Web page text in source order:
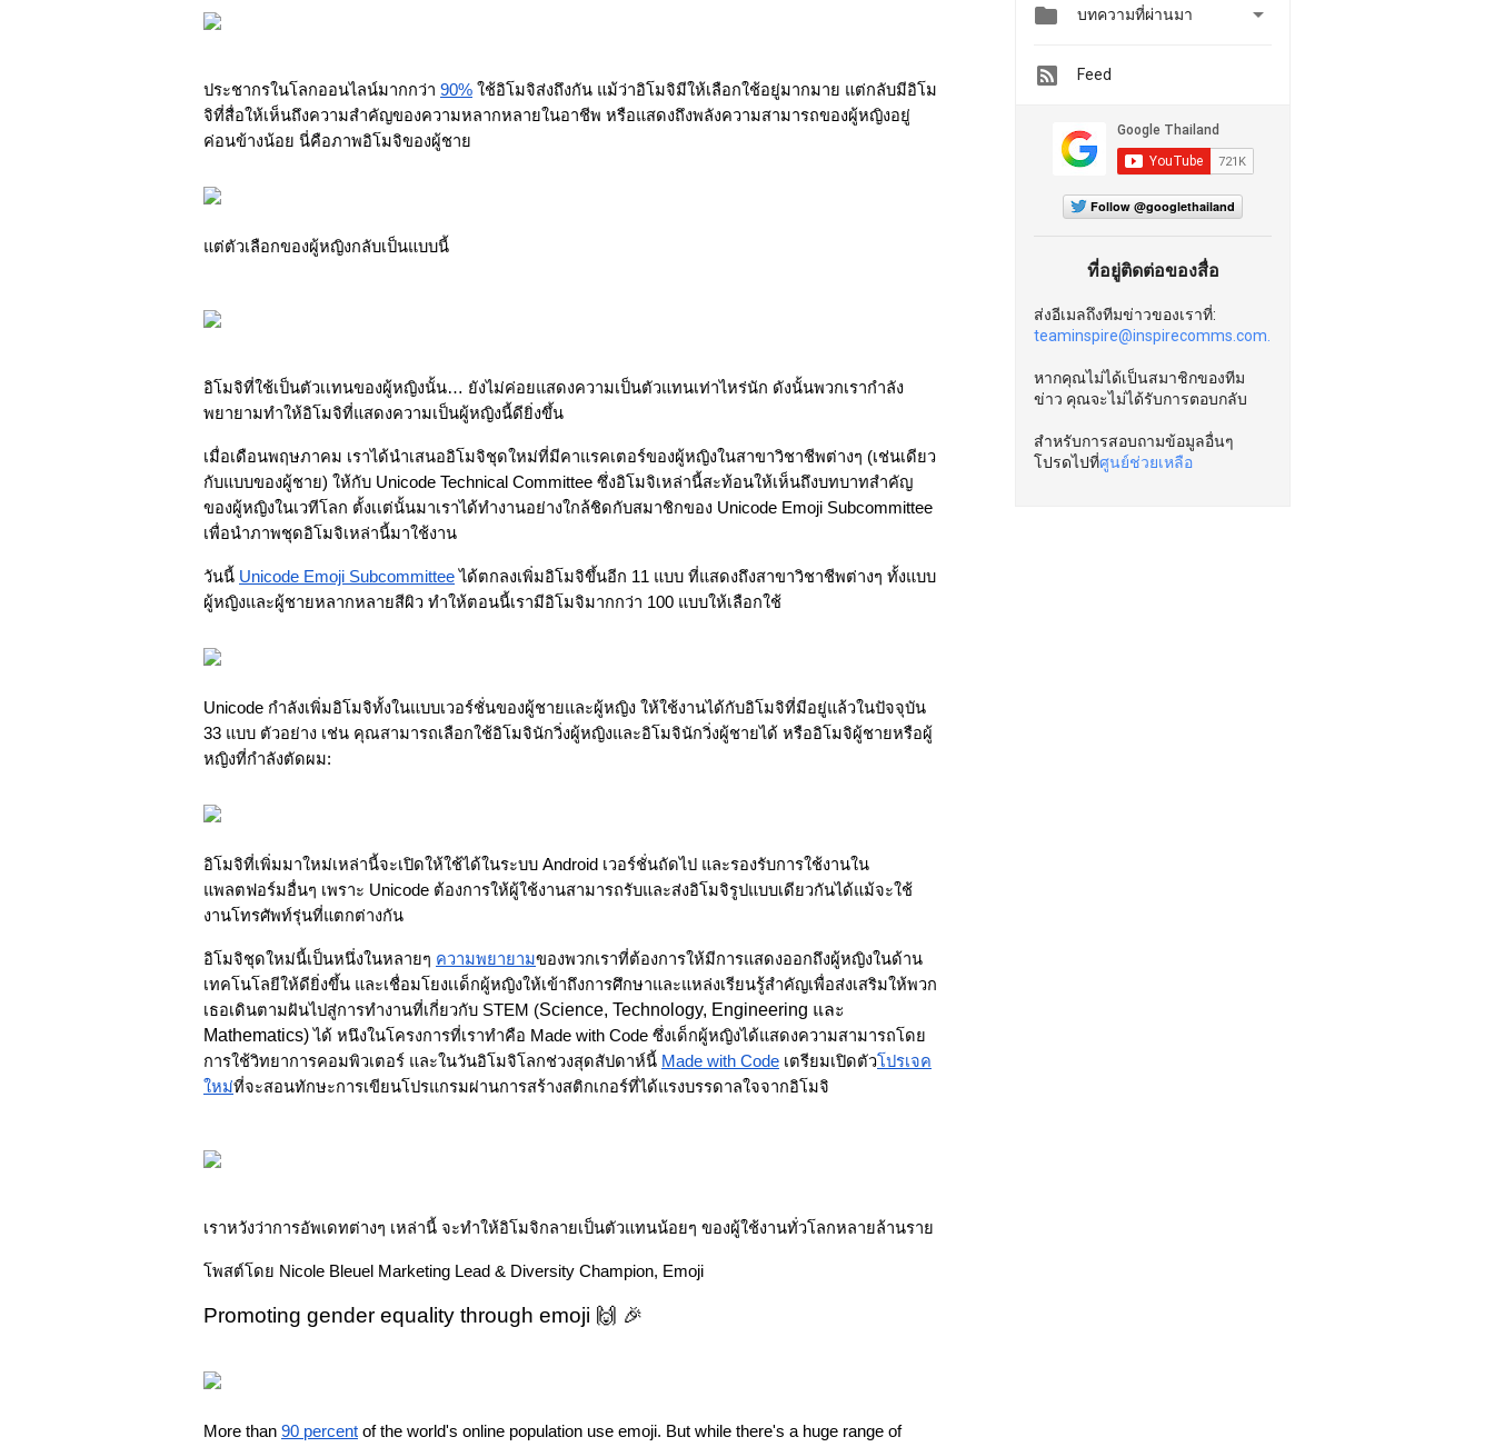
ประชากรในโลกออนไลน์มากกว่า 90% ใช้อิโมจิส่งถึงกัน แม้ว่าอิโมจิมีให้เลือกใช้อยู่มากมาย แต่กลับมีอิโม
จิที่สื่อให้เห็นถึงความสำคัญของความหลากหลายในอาชีพ หรือแสดงถึงพลังความสามารถของผู้หญิงอยู่
ค่อนข้างน้อย นี่คือภาพอิโมจิของผู้ชาย
แต่ตัวเลือกของผู้หญิงกลับเป็นแบบนี้
อิโมจิที่ใช้เป็นตัวเเทนของผู้หญิงนั้น… ยังไม่ค่อยแสดงความเป็นตัวแทนเท่าไหร่นัก ดังนั้นพวกเรากำลัง
พยายามทำให้อิโมจิที่แสดงความเป็นผู้หญิงนี้ดียิ่งขึ้น
เมื่อเดือนพฤษภาคม เราได้นำเสนออิโมจิชุดใหม่ที่มีคาแรคเตอร์ของผู้หญิงในสาขาวิชาชีพต่างๆ (เช่นเดียว
กับแบบของผู้ชาย) ให้กับ Unicode Technical Committee ซึ่งอิโมจิเหล่านี้สะท้อนให้เห็นถึงบทบาทสำคัญ
ของผู้หญิงในเวทีโลก ตั้งเเต่นั้นมาเราได้ทำงานอย่างใกล้ชิดกับสมาชิกของ Unicode Emoji Subcommittee
เพื่อนำภาพชุดอิโมจิเหล่านี้มาใช้งาน
วันนี้ Unicode Emoji Subcommittee ได้ตกลงเพิ่มอิโมจิขึ้นอีก 11 แบบ ที่แสดงถึงสาขาวิชาชีพต่างๆ ทั้งแบบ
ผู้หญิงและผู้ชายหลากหลายสีผิว ทำให้ตอนนี้เรามีอิโมจิมากกว่า 100 แบบให้เลือกใช้
Unicode กำลังเพิ่มอิโมจิทั้งในแบบเวอร์ชั่นของผู้ชายและผู้หญิง ให้ใช้งานได้กับอิโมจิที่มีอยู่แล้วในปัจจุบัน
33 แบบ ตัวอย่าง เช่น คุณสามารถเลือกใช้อิโมจินักวิ่งผู้หญิงและอิโมจินักวิ่งผู้ชายได้ หรืออิโมจิผู้ชายหรือผู้
หญิงที่กำลังตัดผม:
อิโมจิที่เพิ่มมาใหม่เหล่านี้จะเปิดให้ใช้ได้ในระบบ Android เวอร์ชั่นถัดไป และรองรับการใช้งานใน
แพลตฟอร์มอื่นๆ เพราะ Unicode ต้องการให้ผู้ใช้งานสามารถรับและส่งอิโมจิรูปแบบเดียวกันได้แม้จะใช้
งานโทรศัพท์รุ่นที่แตกต่างกัน
อิโมจิชุดใหม่นี้เป็นหนึ่งในหลายๆ ความพยายามของพวกเราที่ต้องการให้มีการแสดงออกถึงผู้หญิงในด้าน
เทคโนโลยีให้ดียิ่งขึ้น และเชื่อมโยงเเด็กผู้หญิงให้เข้าถึงการศึกษาและแหล่งเรียนรู้สำคัญเพื่อส่งเสริมให้พวก
เธอเดินตามฝันไปสู่การทำงานที่เกี่ยวกับ STEM (Science, Technology, Engineering และ
Mathematics) ได้ หนึงในโครงการที่เราทำคือ Made with Code ซึ่งเด็กผู้หญิงได้แสดงความสามารถโดย
การใช้วิทยาการคอมพิวเตอร์ และในวันอิโมจิโลกช่วงสุดสัปดาห์นี้ Made with Code เตรียมเปิดตัวโปรเจค
ใหม่ที่จะสอนทักษะการเขียนโปรแกรมผ่านการสร้างสติกเกอร์ที่ได้แรงบรรดาลใจจากอิโมจิ
เราหวังว่าการอัพเดทต่างๆ เหล่านี้ จะทำให้อิโมจิกลายเป็นตัวแทนน้อยๆ ของผู้ใช้งานทั่วโลกหลายล้านราย
โพสต์โดย Nicole Bleuel Marketing Lead & Diversity Champion, Emoji
Promoting gender equality through emoji 🙌 🎉
More than 90 percent of the world's online population use emoji. But while there's a huge range of
 บทความที่ผ่านมา 
Feed
Follow @googlethailand
ที่อยู่ติดต่อของสื่อ
ส่งอีเมลถึงทีมข่าวของเราที่:
teaminspire@inspirecomms.com.
หากคุณไม่ได้เป็นสมาชิกของทีม
ข่าว คุณจะไม่ได้รับการตอบกลับ
สำหรับการสอบถามข้อมูลอื่นๆ
โปรดไปที่ศูนย์ช่วยเหลือ